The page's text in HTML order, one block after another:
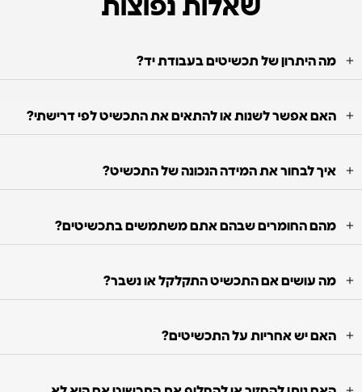
שאלות נפוצות
מה היתרון של תכשיטים בעבודת יד?
האם אפשר לשנות או להתאים את התכשיט לפי דרישתי?
איך לבחור את המידה הנכונה של התכשיט?
מהם החומרים שבהם אתם משתמשים בתכשיטים?
מה עושים אם התכשיט התקלקל או נשבר?
האם יש אחריות על התכשיטים?